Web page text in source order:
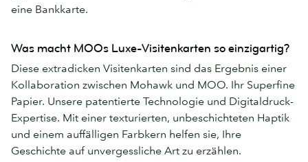
eine Bankkarte.
Was macht MOOs Luxe-Visitenkarten so einzigartig?
Diese extradicken Visitenkarten sind das Ergebnis einer
Kollaboration zwischen Mohawk und MOO. Ihr Superfine
Papier. Unsere patentierte Technologie und Digitaldruck-
Expertise. Mit einer texturierten, unbeschichteten Haptik
und einem auffälligen Farbkern helfen sie, Ihre
Geschichte auf unvergessliche Art zu erzählen.